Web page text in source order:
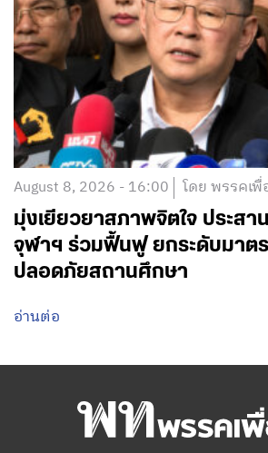
August 8, 2026 - 16:00 โดย พรรคเพื่
มุ่งเยียวยาสภาพจิตใจ ประส
จุฬาฯ ร่วมฟื้นฟู ยกระดับมาต
ปลอดภัยสถานศึกษา
อ่านต่อ